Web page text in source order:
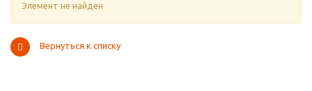
Элемент не найден
Вернуться к списку